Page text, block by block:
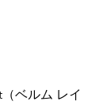
ベルム レイ